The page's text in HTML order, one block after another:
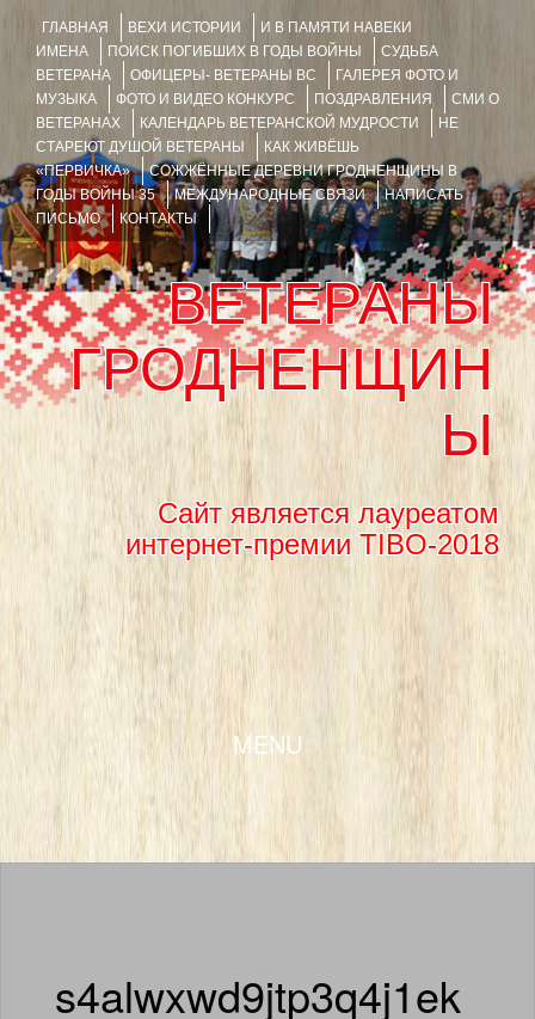
ГЛАВНАЯ ВЕХИ ИСТОРИИ
И В ПАМЯТИ НАВЕКИ
ИМЕНА
ПОИСК ПОГИБШИХ В ГОДЫ ВОЙНЫ
СУДЬБА
ВЕТЕРАНА
ОФИЦЕРЫ- ВЕТЕРАНЫ ВС
ГАЛЕРЕЯ ФОТО И
МУЗЫКА
ФОТО И ВИДЕО КОНКУРС ПОЗДРАВЛЕНИЯ
СМИ О
ВЕТЕРАНАХ
КАЛЕНДАРЬ ВЕТЕРАНСКОЙ МУДРОСТИ
НЕ
СТАРЕЮТ ДУШОЙ ВЕТЕРАНЫ
КАК ЖИВЁШЬ
«ПЕРВИЧКА»
СОЖЖЁННЫЕ ДЕРЕВНИ ГРОДНЕНЩИНЫ В
ГОДЫ ВОЙНЫ 35
МЕЖДУНАРОДНЫЕ СВЯЗИ
НАПИСАТЬ
ПИСЬМО
КОНТАКТЫ
ВЕТЕРАНЫ
ГРОДНЕНЩИН
Ы
Сайт является лауреатом
интернет-премии TIBO-2018
MENU
s4alwxwd9jtp3q4j1ek